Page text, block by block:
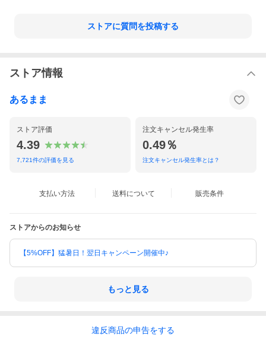
ストアに質問を投稿する
ストア情報
あるまま
ストア評価
4.39
7,721件の評価を見る
注文キャンセル発生率
0.49％
注文キャンセル発生率とは？
支払い方法 送料について 販売条件
ストアからのお知らせ
【5%OFF】猛暑日！翌日キャンペーン開催中♪
もっと見る
違反商品の申告をする